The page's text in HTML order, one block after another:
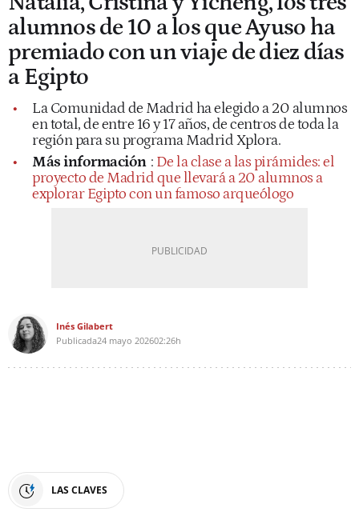
alumnos de 10 a los que Ayuso ha
premiado con un viaje de diez días
a Egipto
La Comunidad de Madrid ha elegido a 20 alumnos
en total, de entre 16 y 17 años, de centros de toda la
región para su programa Madrid Xplora.
Más información : De la clase a las pirámides: el
proyecto de Madrid que llevará a 20 alumnos a
explorar Egipto con un famoso arqueólogo
Inés Gilabert
Publicada24 mayo 202602:26h
LAS CLAVES